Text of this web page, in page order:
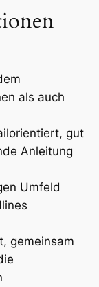
als auch
gut
Anleitung
Umfeld
gemeinsam